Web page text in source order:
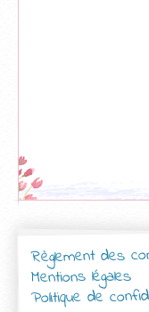
Règlement des
Mentions légales
Politique de